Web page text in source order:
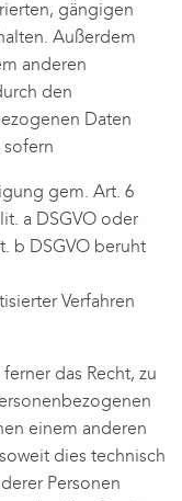
gängigen
Außerdem
anderen
den
Daten
gem. Art. 6
a DSGVO oder
b DSGVO beruht
Verfahren
das Recht, zu
einem anderen
dies technisch
Personen